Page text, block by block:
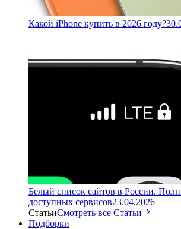
Какой iPhone купить в 2026 году?
Белый список сайтов в России.
доступных сервисов23.04.2026
СтатьиСмотреть все Статьи
Подборки